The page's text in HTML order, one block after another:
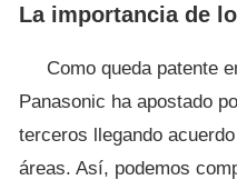
La importancia de
Como queda patente
Panasonic ha apostado
terceros llegando
áreas. Así, podemos